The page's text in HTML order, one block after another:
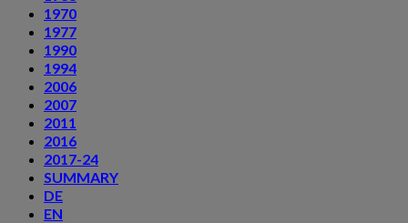
1970
1977
1990
1994
2006
2007
2011
2016
2017-24
SUMMARY
DE
EN